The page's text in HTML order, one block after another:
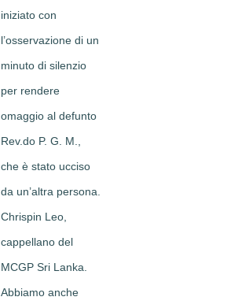
iniziato con
l’osservazione di un
minuto di silenzio
per rendere
omaggio al defunto
Rev.do P. G. M.,
che è stato ucciso
da un’altra persona.
Chrispin Leo,
cappellano del
MCGP Sri Lanka.
Abbiamo anche